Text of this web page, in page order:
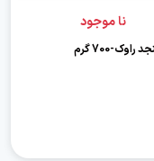
نا موجود
راوک-700 گرم